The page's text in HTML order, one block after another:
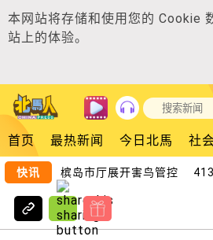
本网站将存储和使用您的 Cookie
站上的体验。
首页 最热新闻 今日北馬 社
快讯 槟岛市厅展开害鸟管控 4135